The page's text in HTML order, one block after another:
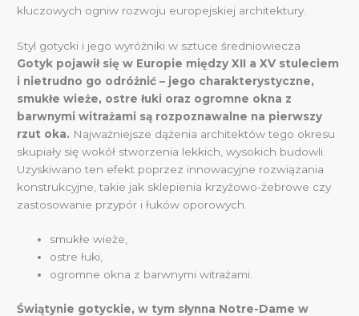
kluczowych ogniw rozwoju europejskiej architektury.
Styl gotycki i jego wyróżniki w sztuce średniowiecza
Gotyk pojawił się w Europie między XII a XV stuleciem
i nietrudno go odróżnić – jego charakterystyczne,
smukłe wieże, ostre łuki oraz ogromne okna z
barwnymi witrażami są rozpoznawalne na pierwszy
rzut oka. Najważniejsze dążenia architektów tego okresu
skupiały się wokół stworzenia lekkich, wysokich budowli.
Uzyskiwano ten efekt poprzez innowacyjne rozwiązania
konstrukcyjne, takie jak sklepienia krzyżowo-żebrowe czy
zastosowanie przypór i łuków oporowych.
smukłe wieże,
ostre łuki,
ogromne okna z barwnymi witrażami.
Świątynie gotyckie, w tym słynna Notre-Dame w